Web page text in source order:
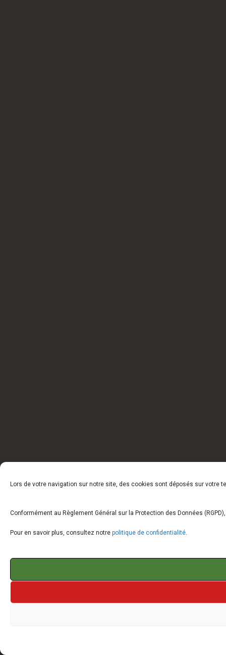
Lors de votre navigation sur notre site, des cookies sont déposés sur votre
Conformément au Règlement Général sur la Protection des Données
Pour en savoir plus, consultez notre politique de confidentialité.